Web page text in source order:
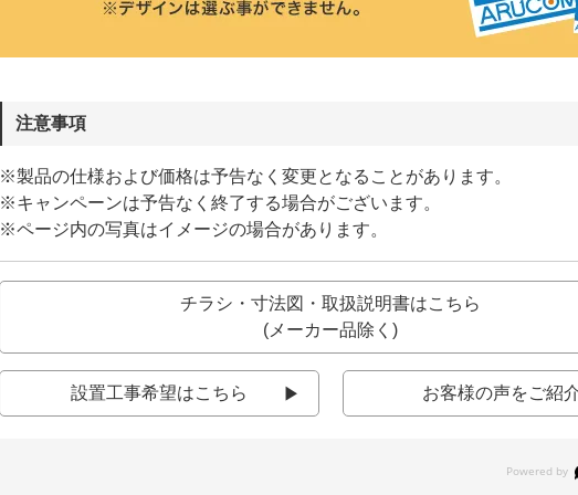
注意事項
※製品の仕様および価格は予告なく変更となることがあります。
※キャンペーンは予告なく終了する場合がございます。
※ページ内の写真はイメージの場合があります。
チラシ・寸法図・取扱説明書はこちら
(メーカー品除く)
設置工事希望はこちら お客様の声をご紹